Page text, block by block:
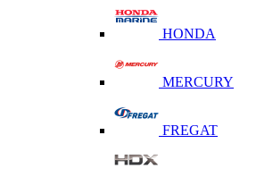
HONDA
MERCURY
FREGAT